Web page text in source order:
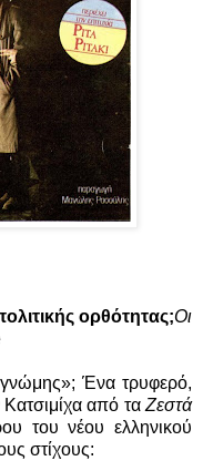
ορθότητας;Οι
Ένα τρυφερό,
από τα Ζεστά
του νέου ελληνικού
στίχους: